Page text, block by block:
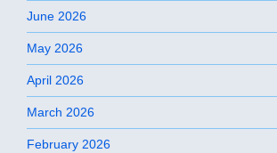
June 2026
May 2026
April 2026
March 2026
February 2026